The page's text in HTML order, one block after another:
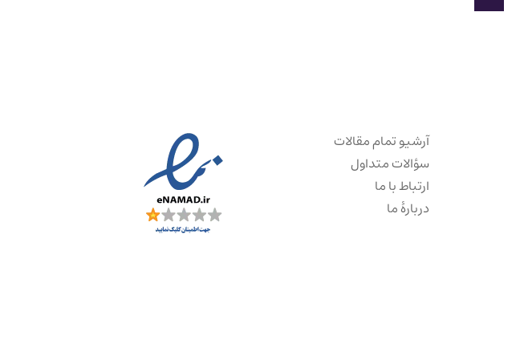
آرشیو تمام مقالات
سؤالات متداول
ارتباط با ما
دربارهٔ ما